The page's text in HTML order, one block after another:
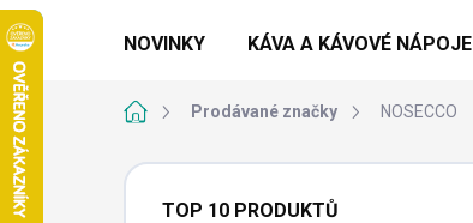
NOVINKY KÁVA A KÁVOVÉ NÁPOJE
DomůProdávané značky NOSECCO
P
TOP 10 PRODUKTŮ